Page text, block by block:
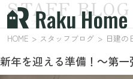
スタッフブログ
STAFF BLOG
HOME スタッフブログ 日建の
新年を迎える準備！～第一